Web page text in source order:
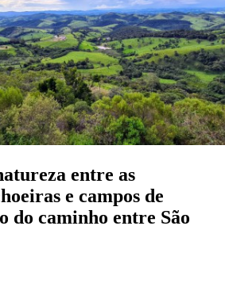
entre as
e campos de
do caminho entre São